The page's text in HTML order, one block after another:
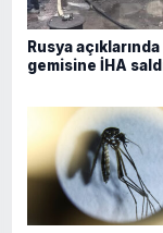
Rusya
gemisine İHA